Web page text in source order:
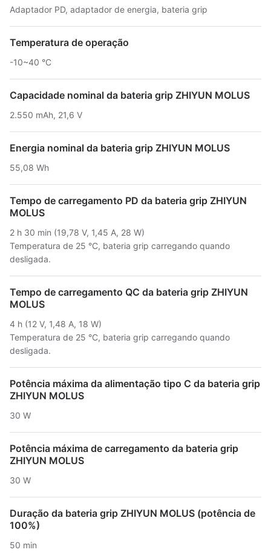
Adaptador PD, adaptador de energia, bateria grip
Temperatura de operação
-10~40 °C
Capacidade nominal da bateria grip ZHIYUN MOLUS
2.550 mAh, 21,6 V
Energia nominal da bateria grip ZHIYUN MOLUS
55,08 Wh
Tempo de carregamento PD da bateria grip ZHIYUN
MOLUS
2 h 30 min (19,78 V, 1,45 A, 28 W)
Temperatura de 25 °C, bateria grip carregando quando
desligada.
Tempo de carregamento QC da bateria grip ZHIYUN
MOLUS
4 h (12 V, 1,48 A, 18 W)
Temperatura de 25 °C, bateria grip carregando quando
desligada.
Potência máxima da alimentação tipo C da bateria grip
ZHIYUN MOLUS
30 W
Potência máxima de carregamento da bateria grip
ZHIYUN MOLUS
30 W
Duração da bateria grip ZHIYUN MOLUS (potência de
100%)
50 min